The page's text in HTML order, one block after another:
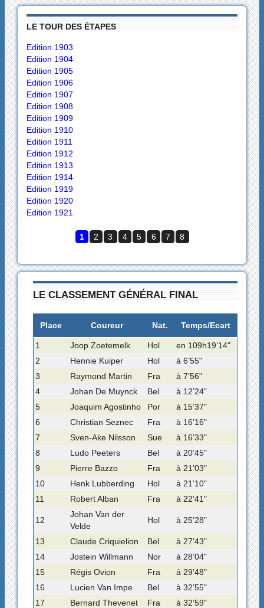
LE TOUR DES ÉTAPES
Edition 1903
Edition 1904
Edition 1905
Edition 1906
Edition 1907
Edition 1908
Edition 1909
Edition 1910
Edition 1911
Edition 1912
Edition 1913
Edition 1914
Edition 1919
Edition 1920
Edition 1921
1 2 3 4 5 6 7 8
LE CLASSEMENT GÉNÉRAL FINAL
Place Coureur Nat. Temps/Ecart
1 Joop Zoetemelk Hol
en 109h19’14"
2
Hennie Kuiper Hol
à 6’55"
3
Raymond Martin Fra
à 7’56"
4
Johan De Muynck Bel
à 12’24"
5
Joaquim Agostinho Por
à 15’37"
6
Christian Seznec Fra
à 16’16"
7
Sven-Ake Nilsson Sue
à 16’33"
8
Ludo Peeters Bel
à 20’45"
9
Pierre Bazzo Fra
à 21’03"
10
Henk Lubberding Hol
à 21’10"
11
Robert Alban Fra à 22’41"
12
Johan Van der
Velde
Hol à 25’28"
13 Claude Criquielion Bel
à 27’43"
14
Jostein Willmann Nor
à 28’04"
15
Régis Ovion Fra
à 29’48"
16
Lucien Van Impe Bel
à 32’55"
17
Bernard Thevenet Fra
à 32’59"